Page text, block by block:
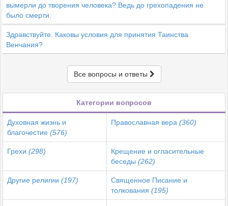
вымерли до творения человека? Ведь до грехопадения не
было смерти.
Здравствуйте. Каковы условия для принятия Таинства
Венчания?
Все вопросы и ответы
Категории вопросов
Духовная жизнь и
благочестие (576)
Православная вера (360)
Грехи (298)
Крещение и огласительные
беседы (262)
Другие религии (197)
Священное Писание и
толкования (195)